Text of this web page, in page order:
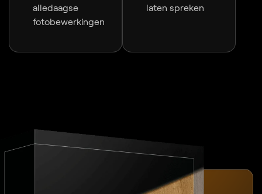
alledaagse
fotobewerkingen
laten spreken